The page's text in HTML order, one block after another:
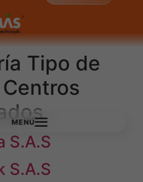
Tipo de
Centros
S.A.S
S.A.S
MENÚ